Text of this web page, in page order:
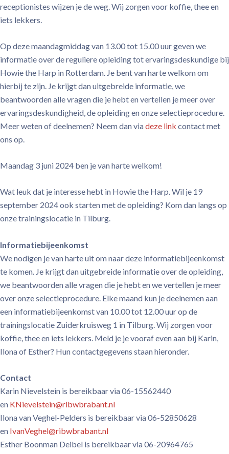
receptionistes wijzen je de weg. Wij zorgen voor koffie, thee en
iets lekkers.
Op deze maandagmiddag van 13.00 tot 15.00 uur geven we
informatie over de reguliere opleiding tot ervaringsdeskundige bij
Howie the Harp in Rotterdam. Je bent van harte welkom om
hierbij te zijn. Je krijgt dan uitgebreide informatie, we
beantwoorden alle vragen die je hebt en vertellen je meer over
ervaringsdeskundigheid, de opleiding en onze selectieprocedure.
Meer weten of deelnemen? Neem dan viadeze link contact met
ons op.
Maandag 3 juni 2024 ben je van harte welkom!
Wat leuk dat je interesse hebt in Howie the Harp. Wil je 19
september 2024 ook starten met de opleiding? Kom dan langs op
onze trainingslocatie in Tilburg.
Informatiebijeenkomst
We nodigen je van harte uit om naar deze informatiebijeenkomst
te komen. Je krijgt dan uitgebreide informatie over de opleiding,
we beantwoorden alle vragen die je hebt en we vertellen je meer
over onze selectieprocedure. Elke maand kun je deelnemen aan
een informatiebijeenkomst van 10.00 tot 12.00 uur op de
trainingslocatie Zuiderkruisweg 1 in Tilburg. Wij zorgen voor
koffie, thee en iets lekkers. Meld je je vooraf even aan bij Karin,
Ilona of Esther? Hun contactgegevens staan hieronder.
Contact
Karin Nievelstein is bereikbaar via 06-15562440
en KNievelstein@ribwbrabant.nl
Ilona van Veghel-Pelders is bereikbaar via 06-52850628
en IvanVeghel@ribwbrabant.nl
Esther Boonman Deibel is bereikbaar via 06-20964765